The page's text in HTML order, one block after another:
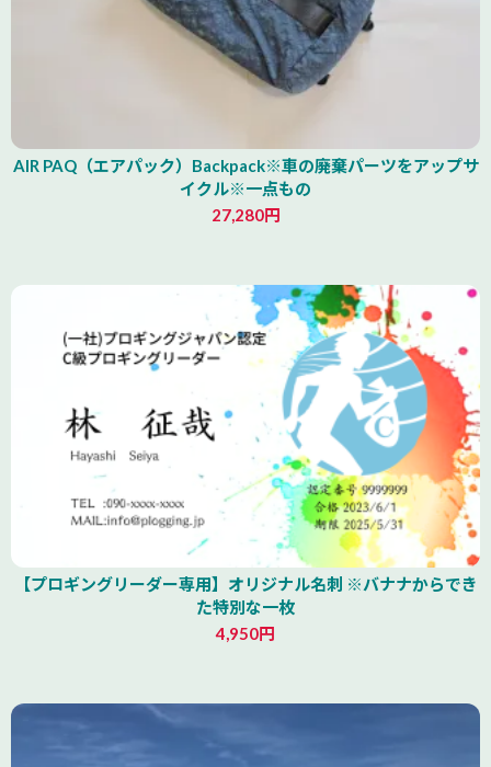
AIR PAQ（エアパック）Backpack※車の廃棄パーツをアップサ
イクル※一点もの
27,280円
【プロギングリーダー専用】オリジナル名刺 ※バナナからでき
た特別な一枚
4,950円